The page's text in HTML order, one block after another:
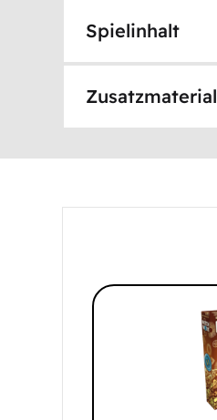
Spielinhalt
Zusatzmaterial